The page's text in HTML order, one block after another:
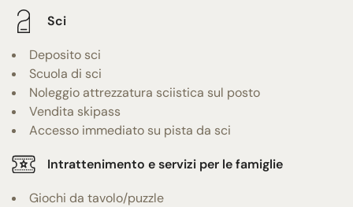
Sci
Deposito sci
Scuola di sci
Noleggio attrezzatura sciistica sul posto
Vendita skipass
Accesso immediato su pista da sci
Intrattenimento e servizi per le famiglie
Giochi da tavolo/puzzle